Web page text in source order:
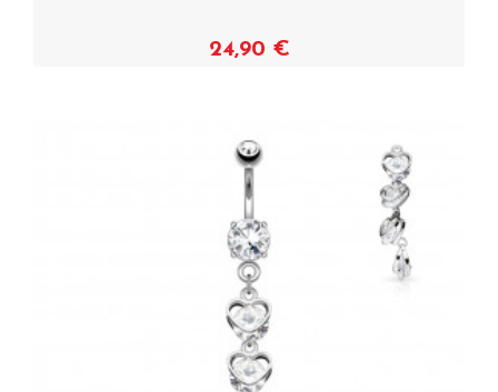
Voir
24,90 €